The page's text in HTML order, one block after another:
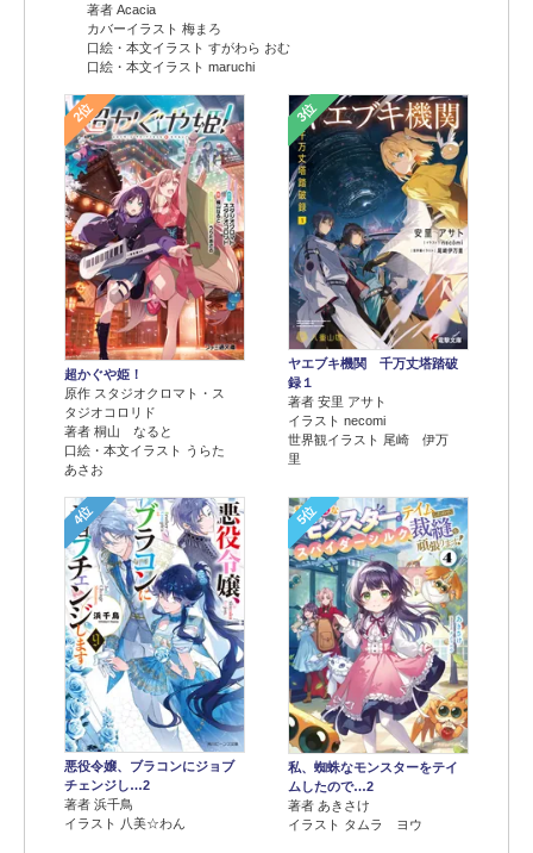
著者 Acacia
カバーイラスト 梅まろ
口絵・本文イラスト すがわら おむ
口絵・本文イラスト maruchi
2位
超かぐや姫！
原作 スタジオクロマト・ス
タジオコロリド
著者 桐山 なると
口絵・本文イラスト うらた
あさお
3位
ヤエブキ機関 千万丈塔踏破
録１
著者 安里 アサト
イラスト necomi
世界観イラスト 尾崎 伊万
里
4位
悪役令嬢、ブラコンにジョブ
チェンジし…2
著者 浜千鳥
イラスト 八美☆わん
5位
私、蜘蛛なモンスターをテイ
ムしたので…2
著者 あきさけ
イラスト タムラ ヨウ